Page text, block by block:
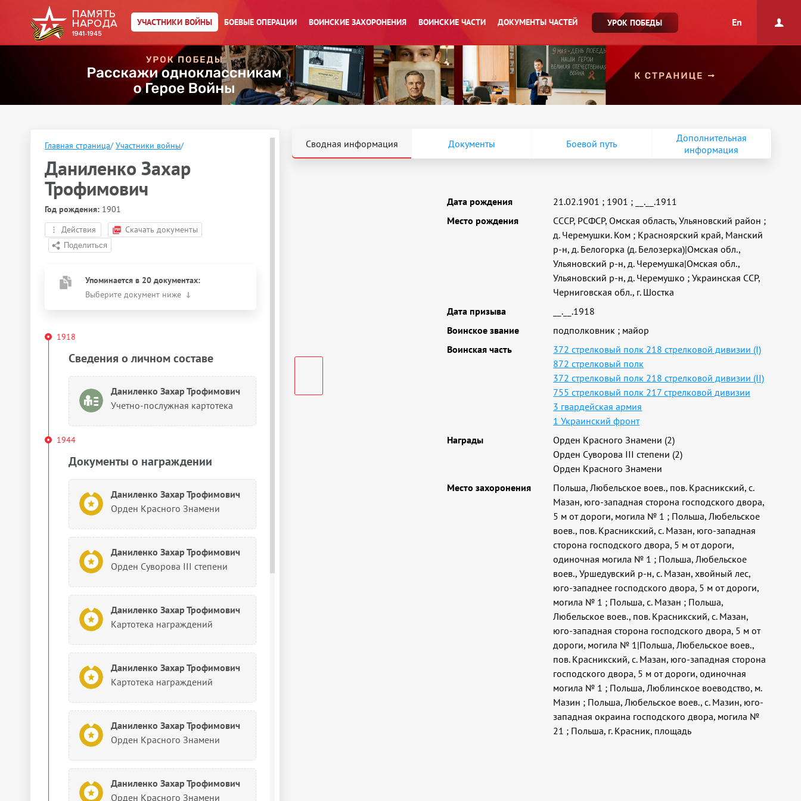
УЧАСТНИКИ ВОЙНЫ БОЕВЫЕ ОПЕРАЦИИ ВОИНСКИЕ ЗАХОРОНЕНИЯ ВОИНСКИЕ ЧАСТИ ДОКУМЕНТЫ ЧАСТЕЙ УРОК ПОБЕДЫ En
Главная страница/ Участники войны/
Даниленко Захар
Трофимович
Год рождения: 1901
Действия
Скачать документы
Упоминается в 20 документах:
Выберите документ ниже
1918
Сведения о личном составе
Даниленко Захар Трофимович
Учетно-послужная картотека
1944
Документы о награждении
Даниленко Захар Трофимович
Орден Красного Знамени
Даниленко Захар Трофимович
Орден Суворова III степени
Даниленко Захар Трофимович
Картотека награждений
Даниленко Захар Трофимович
Картотека награждений
Даниленко Захар Трофимович
Орден Красного Знамени
Даниленко Захар Трофимович
Орден Красного Знамени
Сводная информация Документы Боевой путь
Дополнительная
информация
Дата рождения 21.02.1901 ; 1901 ;
__.__.1911
Место рождения
СССР, РСФСР, Омская область, Ульяновский район ;
д. Черемушки. Ком ; Красноярский край, Манский
р-н, д. Белогорка (д. Белозерка)|Омская обл.,
Ульяновский р-н, д. Черемушка|Омская обл.,
Ульяновский р-н, д. Черемушко ;Украинская ССР,
Черниговская обл., г. Шостка
Дата призыва
__.__.1918
Воинское звание
подполковник ; майор
Воинская часть
372 стрелковый полк 218 стрелковой дивизии (I)
872 стрелковый полк
372 стрелковый полк 218 стрелковой дивизии (II)
755 стрелковый полк 217 стрелковой дивизии
3 гвардейская армия
1 Украинский фронт
Награды
Орден Красного Знамени (2)
Орден Суворова III степени (2)
Орден Красного Знамени
Место захоронения
Польша, Любельское воев., пов. Красникский, с.
Мазан, юго-западная сторона господского двора,
5 м от дороги, могила № 1 ; Польша, Любельское
воев., пов. Красникский, с. Мазан, юго-западная
сторона господского двора, 5 м от дороги,
одиночная могила № 1 ; Польша, Любельское
воев., Уршедувский р-н, с. Мазан, хвойный лес,
юго-западнее господского двора, 5 м от дороги,
могила № 1 ; Польша, с. Мазан ; Польша,
Любельское воев., пов. Красникский, с. Мазан,
юго-западная сторона господского двора, 5 м от
дороги, могила № 1|Польша, Любельское воев.,
пов. Красникский, с. Мазан, юго-западная сторона
господского двора, 5 м от дороги, одиночная
могила № 1 ; Польша, Люблинское воеводство, м.
Мазин ; Польша, Любельское воев., с. Мазин, юго-
западная окраина господского двора, могила №
21 ; Польша, г. Красник, площадь